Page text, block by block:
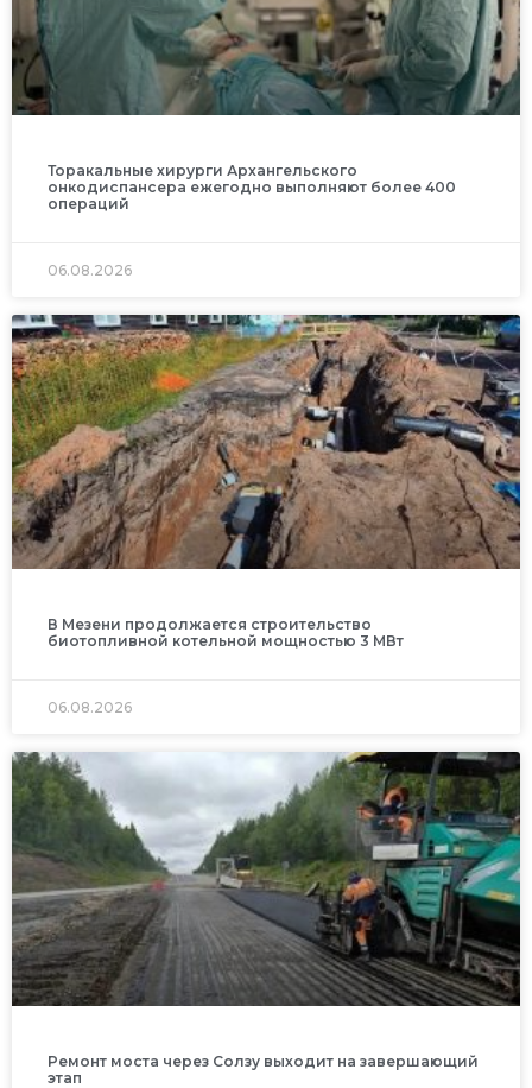
Торакальные хирурги Архангельского
онкодиспансера ежегодно выполняют более 400
операций
06.08.2026
В Мезени продолжается строительство
биотопливной котельной мощностью 3 МВт
06.08.2026
Ремонт моста через Солзу выходит на завершающий
этап